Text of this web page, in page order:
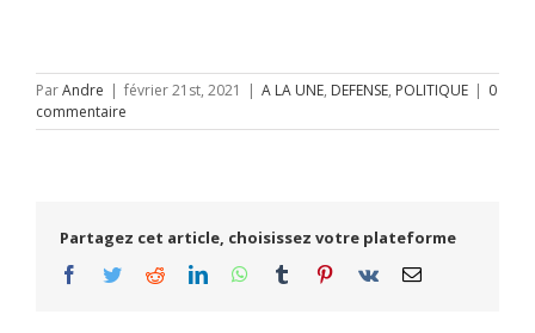
ParAndre | février 21st, 2021 | A LA UNE, DEFENSE, POLITIQUE | 0
commentaire
Partagez cet article, choisissez votre plateforme
Facebook
TwitterRedditLinkedInWhatsApp
Tumblr Pinterest
Vk Email